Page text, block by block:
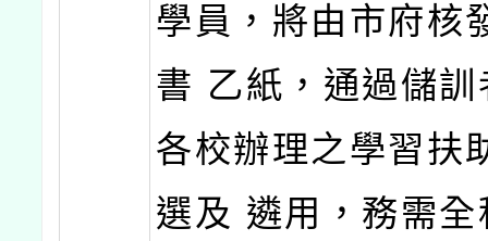
學員，將由市府核
書 乙紙，通過儲
各校辦理之學習扶
選及 遴用，務需